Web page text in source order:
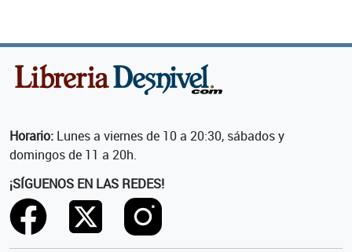
Horario: Lunes a viernes de 10 a 20:30, sábados y
domingos de 11 a 20h.
¡SÍGUENOS EN LAS REDES!